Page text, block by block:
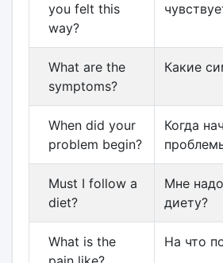
you felt this
way?
What are the
symptoms?
Какие
When did your
problem begin?
Когда
Must I follow a
diet?
Мне
диету?
What is the
На что